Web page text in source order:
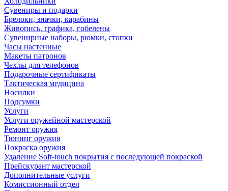
Сувениры и подарки
Брелоки, значки, карабины
Живопись, графика, гобелены
Сувенирные наборы, рюмки, стопки
Часы настенные
Макеты патронов
Чехлы для телефонов
Подарочные сертификаты
Тактическая медицина
Носилки
Подсумки
Услуги
Услуги оружейной мастерской
Ремонт оружия
Тюнинг оружия
Покраска оружия
Удаление Soft-touch покрытия с последующей покраской
Прейскурант мастерской
Дополнительные услуги
Комиссионный отдел